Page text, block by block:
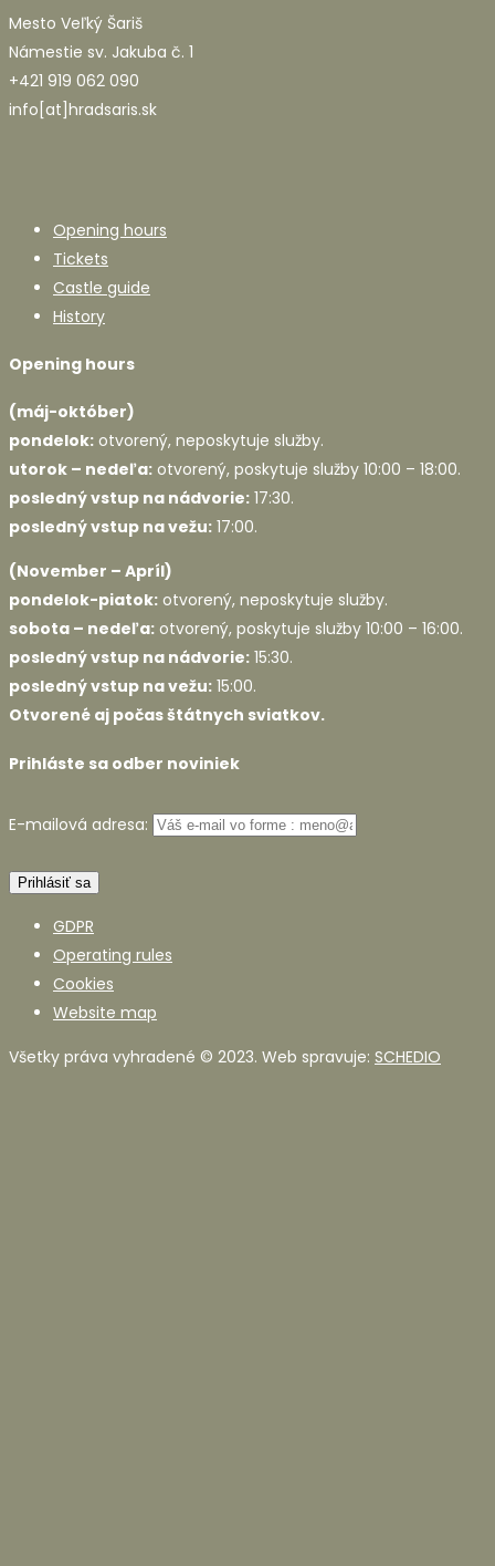
Mesto Veľký Šariš
Námestie sv. Jakuba č. 1
+421 919 062 090
info[at]hradsaris.sk
Opening hours
Tickets
Castle guide
History
Opening hours
(máj-október)
pondelok: otvorený, neposkytuje služby.
utorok – nedeľa: otvorený, poskytuje služby 10:00 – 18:00.
posledný vstup na nádvorie: 17:30.
posledný vstup na vežu: 17:00.
(November – Apríl)
pondelok-piatok: otvorený, neposkytuje služby.
sobota – nedeľa: otvorený, poskytuje služby 10:00 – 16:00.
posledný vstup na nádvorie: 15:30.
posledný vstup na vežu: 15:00.
Otvorené aj počas štátnych sviatkov.
Prihláste sa odber noviniek
E-mailová adresa:
GDPR
Operating rules
Cookies
Website map
Všetky práva vyhradené © 2023. Web spravuje: SCHEDIO